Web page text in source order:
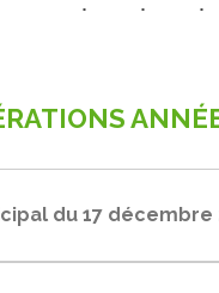
du 17 décembre